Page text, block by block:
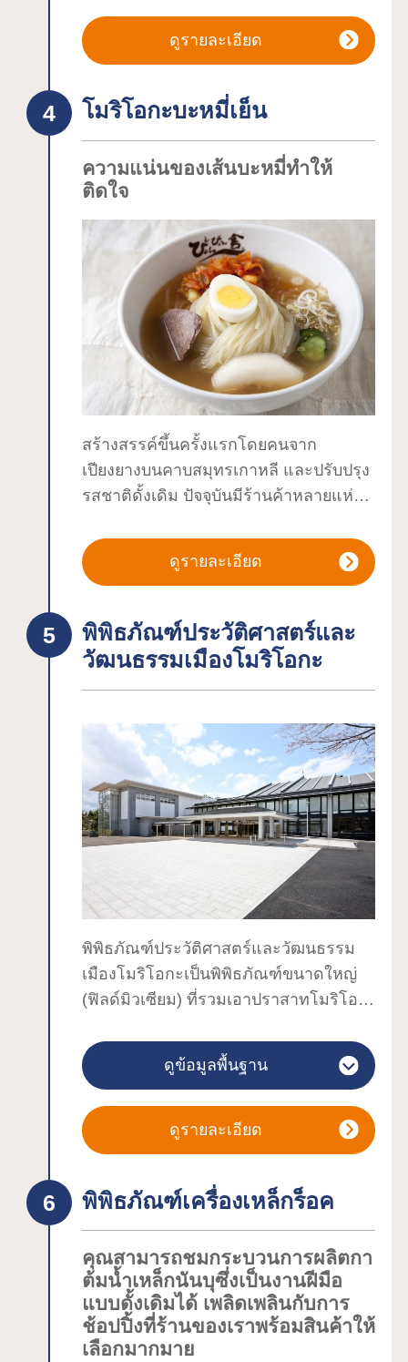
หนึ่งใน “ร้อยอันดับสวนทางประวัติศาสตร์
ของญี่ปุ่น”
สัมพันธ์กับสถานที่แห่งนี้ เช่น ศิลาจารึก
บทกวีของมิยะซะวะ เค็นจิ และศิลาจารึก
งานประพันธ์ของนิโตเบะ อินาโซ
มีนิทรรศการต่างๆเกี่ยวกับอาคารแห่งนี้ไม่
ว่าจะเป็นการก่อสร้าง ผู้ออกแบบ และ
วาเตะ (ฟรี)" ที่เปิดโอกาสให้คนในชุมชน
สามารถทำกิจกรรมร่วมกันได้
ดูรายละเอียด
โมริโอกะบะหมี่เย็น
ความแน่นของเส้นบะหมี่ทำให้
ติดใจ
สร้างสรรค์ขึ้นครั้งแรกโดยคนจาก
เปียงยางบนคาบสมุทรเกาหลี และปรับปรุง
รสชาติดั้งเดิม ปัจจุบันมีร้านค้าหลายแห่ง
สามารถเพลิดเพลินกับรสชาติที่แต่ละร้าน
ภาคภูมิใจได้ เส้นหมี่เย็นโมริโอกะมี
ซึ่งทำจากแป้งสาลีและแป้งมันฝรั่ง เส้น
บะหมี่มีเนื้อสัมผัสที่นุ่ม ซุปเข้มข้นที่ทำจาก
งกิมจิ หลายๆ คนติดใจ โดยมัน คนที่ไม่
ชอบเผ็ดสามารถปรับความเผ็ดได้โดยการ
ปรับปริมาณกิมจิ คุณสามารถลองทำบะหมี่
ด้วยมือได้ที่เวิร์คช็อป Pyonpyonsha
Reimen ในหมู่บ้านแฮนด์เมดโมริโอกะ
บะหมี่เย็นเป็นหนึ่งในสามบะหมี่หลักของโม
ริโอกะ (วังโกะโซบะ บะหมี่เย็น และจาจา
เม็ง)
ดูรายละเอียด
พิพิธภัณฑ์ประวัติศาสตร์และ
วัฒนธรรมเมืองโมริโอกะ
พิพิธภัณฑ์ประวัติศาสตร์และวัฒนธรรม
เมืองโมริโอกะเป็นพิพิธภัณฑ์ขนาดใหญ่
(ฟิลด์มิวเซียม) ที่รวมเอาปราสาทโมริโอ
ด้วยกันเพื่อเป็นการกระตุ้นให้เมืองกลับมา
มีชีวิตชีวามากขึ้นในฐานะที่เป็นศูนย์รวม
เผยแพร่ข้อมูลทางประวัติศาสตร์และ
วัฒนธรรม เราจะรักษาความเป็น
เปลี่ยนวัฒนธรรมแห่งใหม่อันเป็น "เมืองโม
ริโอกะที่สามารถเดินเล่นได้ทุกเมื่อ"
ดูข้อมูลพื้นฐาน
ดูรายละเอียด
พิพิธภัณฑ์เครื่องเหล็กร็อค
คุณสามารถชมกระบวนการผลิตกา
ต้มน้ำเหล็กนันบุซึ่งเป็นงานฝีมือ
แบบดั้งเดิมได้ เพลิดเพลินกับการ
ช้อปปิ้งที่ร้านของเราพร้อมสินค้าให้
เลือกมากมาย